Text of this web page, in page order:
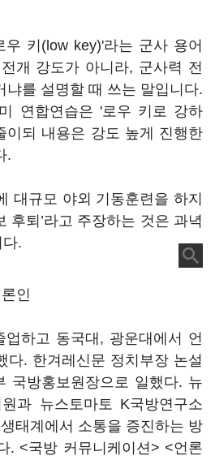
우 키(low key)'라는 군사 용어
개 강도가 아니라, 군사력 전
냐를 설명할 때 쓰는 말입니다.
연합연습은 '로우 키로 강하
이되 내용은 강도 높게 진행한
.
대규모 야외 기동훈련을 하지
후퇴’라고 주장하는 것은 과녁
.
인
업하고 동국대, 광운대에서 언
다. 한겨레신문 정치부장 논설
국방홍보원장으로 일했다. 뉴
과 뉴스토마토 K국방연구소
태계에서 소통을 증진하는 방
. <국방 커뮤니케이션> <언론